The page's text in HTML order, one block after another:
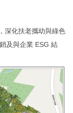
深化扶老攜幼與綠色
及與企業 ESG 結